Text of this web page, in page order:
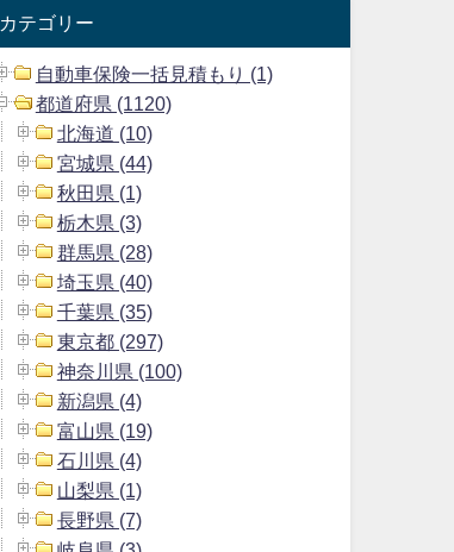
カテゴリー
自動車保険一括見積もり (1)
都道府県 (1120)
北海道 (10)
宮城県 (44)
秋田県 (1)
栃木県 (3)
群馬県 (28)
埼玉県 (40)
千葉県 (35)
東京都 (297)
神奈川県 (100)
新潟県 (4)
富山県 (19)
石川県 (4)
山梨県 (1)
長野県 (7)